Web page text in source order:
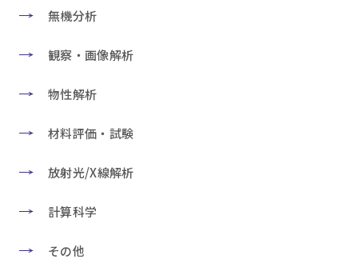
無機分析
観察・画像解析
物性解析
材料評価・試験
放射光/X線解析
計算科学
その他